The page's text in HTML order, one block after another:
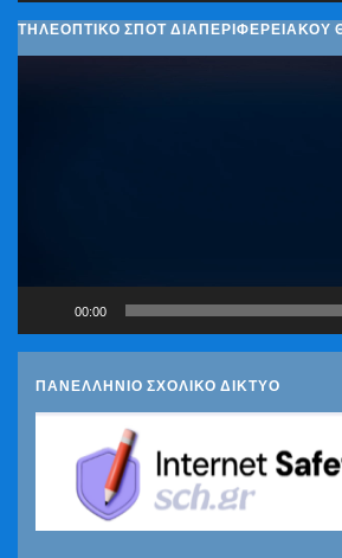
ΤΗΛΕΟΠΤΙΚΟ ΣΠΟΤ ΔΙΑΠΕΡΙΦΕΡΕΙΑΚΟΥ
00:00
ΠΑΝΕΛΛΗΝΙΟ ΣΧΟΛΙΚΟ ΔΙΚΤΥΟ